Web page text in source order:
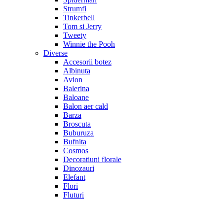
Strumfi
Tinkerbell
Tom si Jerry
Tweety
Winnie the Pooh
Diverse
Accesorii botez
Albinuta
Avion
Balerina
Baloane
Balon aer cald
Barza
Broscuta
Buburuza
Bufnita
Cosmos
Decoratiuni florale
Dinozauri
Elefant
Flori
Fluturi